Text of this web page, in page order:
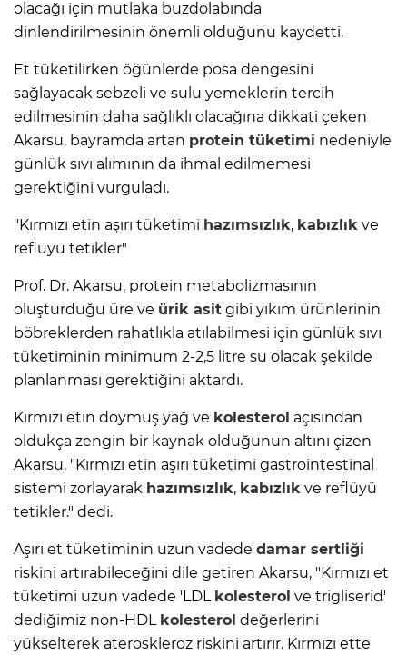
olacağı için mutlaka buzdolabında
dinlendirilmesinin önemli olduğunu kaydetti.
Et tüketilirken öğünlerde posa dengesini
sağlayacak sebzeli ve sulu yemeklerin tercih
edilmesinin daha sağlıklı olacağına dikkati çeken
Akarsu, bayramda artan protein tüketimi nedeniyle
günlük sıvı alımının da ihmal edilmemesi
gerektiğini vurguladı.
"Kırmızı etin aşırı tüketimi hazımsızlık, kabızlık ve
reflüyü tetikler"
Prof. Dr. Akarsu, protein metabolizmasının
oluşturduğu üre ve ürik asit gibi yıkım ürünlerinin
böbreklerden rahatlıkla atılabilmesi için günlük sıvı
tüketiminin minimum 2-2,5 litre su olacak şekilde
planlanması gerektiğini aktardı.
Kırmızı etin doymuş yağ ve kolesterol açısından
oldukça zengin bir kaynak olduğunun altını çizen
Akarsu, "Kırmızı etin aşırı tüketimi gastrointestinal
sistemi zorlayarak hazımsızlık, kabızlık ve reflüyü
tetikler." dedi.
Aşırı et tüketiminin uzun vadede damar sertliği
riskini artırabileceğini dile getiren Akarsu, "Kırmızı et
tüketimi uzun vadede 'LDL kolesterol ve trigliserid'
dediğimiz non-HDL kolesterol değerlerini
yükselterek ateroskleroz riskini artırır. Kırmızı ette